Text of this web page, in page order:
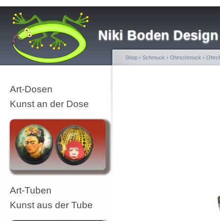
Niki Boden Design
Art-Dosen
Kunst an der Dose
Art-Tuben
Kunst aus der Tube
Shop › Schmuck › Ohrschmuck ›